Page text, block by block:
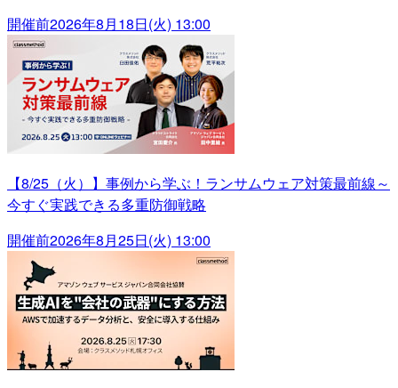
開催前2026年8月18日(火) 13:00
【8/25（火）】事例から学ぶ！ランサムウェア対策最前線～
今すぐ実践できる多重防御戦略
開催前2026年8月25日(火) 13:00